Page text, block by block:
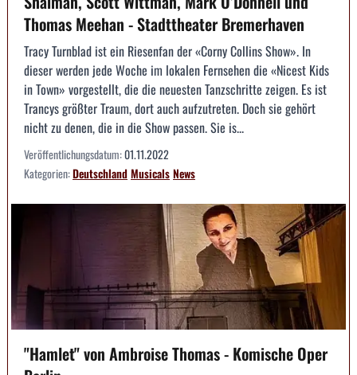
Thomas Meehan - Stadttheater Bremerhaven
Tracy Turnblad ist ein Riesenfan der «Corny Collins Show». In
dieser werden jede Woche im lokalen Fernsehen die «Nicest Kids
in Town» vorgestellt, die die neuesten Tanzschritte zeigen. Es ist
Trancys größter Traum, dort auch aufzutreten. Doch sie gehört
nicht zu denen, die in die Show passen. Sie is...
Veröffentlichungsdatum:01.11.2022
Kategorien:DeutschlandMusicalsNews
"Hamlet" von Ambroise Thomas - Komische Oper